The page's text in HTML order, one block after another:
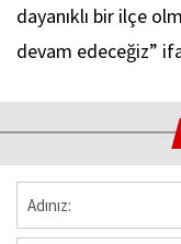
dayanıklı bir ilçe
devam edeceğiz”